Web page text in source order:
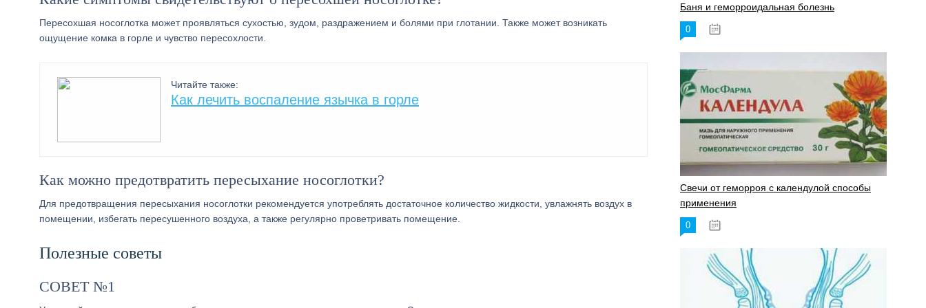
Пересохшая носоглотка может проявляться сухостью, зудом, раздражением и болями при глотании. Также может возникать
ощущение комка в горле и чувство пересохлости.
Читайте также:
Как лечить воспаление язычка в горле
Как можно предотвратить пересыхание носоглотки?
Для предотвращения пересыхания носоглотки рекомендуется употреблять достаточное количество жидкости, увлажнять воздух в
помещении, избегать пересушенного воздуха, а также регулярно проветривать помещение.
Полезные советы
СОВЕТ №1
Баня и геморроидальная болезнь
0
Свечи от геморроя с календулой способы
применения
0